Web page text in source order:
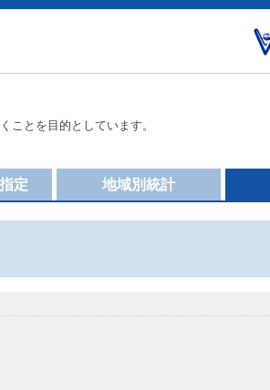
ことを目的としています。
地域別統計
定